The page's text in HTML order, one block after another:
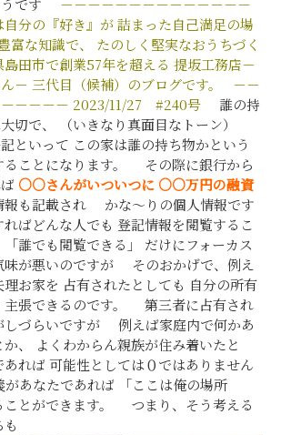
うです －－－－－－－－－－－－－－
自分の『好き』が詰まった自己満足の場
富な知識で、
たのしく堅実なおうちづく
島田市で創業57年を超える 提坂工務店－
－ 三代目（候補）のブログです。
－－
－－－－ 2023/11/27 #240号 誰の持
切で、 （いきなり真面目なトーン）
といって この家は誰の持ち物かという
ることになります。 その際に銀行から
○○さんがいついつに ○○万円の融資
報も記載され かな～りの個人情報です
ばどんな人でも 登記情報を閲覧するこ
誰でも閲覧できる」 だけにフォーカス
味が悪いのですが そのおかげで、例え
お家を 占有されたとしても 自分の所有
主張できるのです。 第三者に占有され
しづらいですが 例えば家庭内で何かあ
、 よくわからん親族が住み着いたと
れば 可能性としては０ではありません
あなたであれば 「ここは俺の場所
ことができます。 つまり、そう考える